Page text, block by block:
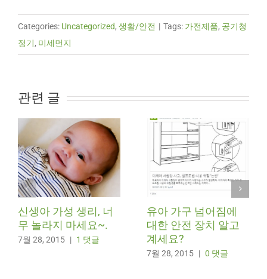
Categories: Uncategorized, 생활/안전 | Tags: 가전제품, 공기청
정기, 미세먼지
관련 글
신생아 가성 생리, 너
무 놀라지 마세요~.
7월 28, 2015 | 1 댓글
유아 가구 넘어짐에
대한 안전 장치 알고
계세요?
7월 28, 2015 | 0 댓글